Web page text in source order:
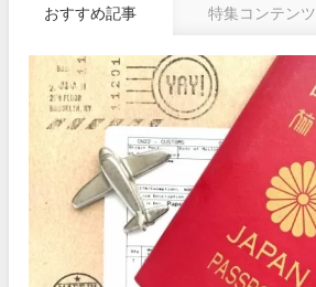
おすすめ記事 特集コンテンツ